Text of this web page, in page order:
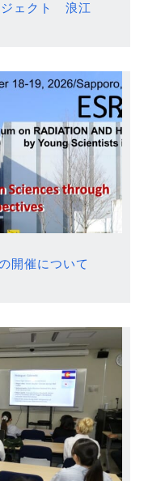
ジェクト 浪江
開催について